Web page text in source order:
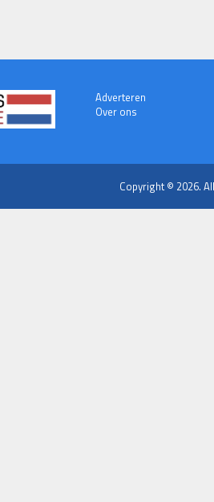
Adverteren
Over ons
Copyright © 2026.